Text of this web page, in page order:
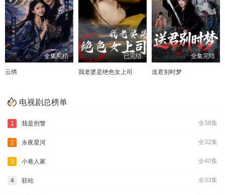
全集完结
云绣
已完结
我老婆是绝色女上司
全集完结
送君别时梦
电视剧总榜单
全38集
1 我是刑警
全32集
2 永夜星河
全40集
3 小巷人家
全33集
4 驻站